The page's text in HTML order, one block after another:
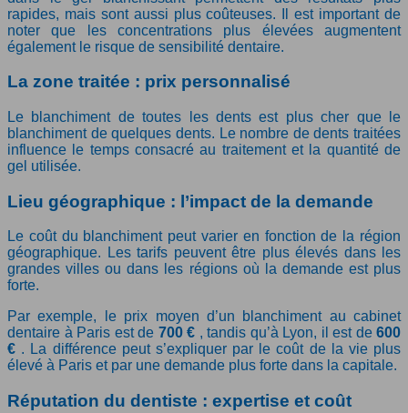
rapides, mais sont aussi plus coûteuses. Il est important de
noter que les concentrations plus élevées augmentent
également le risque de sensibilité dentaire.
La zone traitée : prix personnalisé
Le blanchiment de toutes les dents est plus cher que le
blanchiment de quelques dents. Le nombre de dents traitées
influence le temps consacré au traitement et la quantité de
gel utilisée.
Lieu géographique : l’impact de la demande
Le coût du blanchiment peut varier en fonction de la région
géographique. Les tarifs peuvent être plus élevés dans les
grandes villes ou dans les régions où la demande est plus
forte.
Par exemple, le prix moyen d’un blanchiment au cabinet
dentaire à Paris est de 700 € , tandis qu’à Lyon, il est de 600
€ . La différence peut s’expliquer par le coût de la vie plus
élevé à Paris et par une demande plus forte dans la capitale.
Réputation du dentiste : expertise et coût